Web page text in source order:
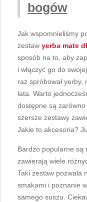
bogów
Jak wspomnieliśmy
zestaw yerba mate
sposób na to, aby
i włączyć go do
raz spróbował yerby,
lata. Warto
dostępne są
szersze zestawy
Jakie to akcesoria?
Bardzo popularne są
zawierają wiele
Taki zestaw pozwala
smakami i poznanie
samego suszu.